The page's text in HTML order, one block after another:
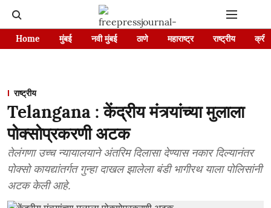
Home मुंबई नवी मुंबई ठाणे महाराष्ट्र राष्ट्रीय
राष्ट्रीय
Telangana : केंद्रीय मंत्र्यांच्या मुलाला
पोक्सोप्रकरणी अटक
तेलंगणा उच्च न्यायालयाने अंतरिम दिलासा देण्यास नकार दिल्यानंतर
पोक्सो कायद्यांतर्गत गुन्हा दाखल झालेला बंडी भागीरथ याला पोलिसांनी
अटक केली आहे.